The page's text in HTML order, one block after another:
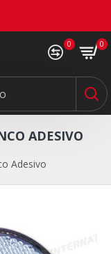
0 0
Adesivo
ADESIVO